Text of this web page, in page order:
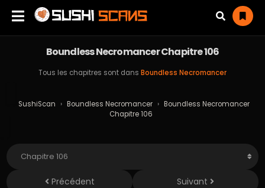
Boundless Necromancer Chapitre 106
Tous les chapitres sont dans Boundless Necromancer
SushiScan › Boundless Necromancer › Boundless Necromancer
Chapitre 106
Précédent Suivant